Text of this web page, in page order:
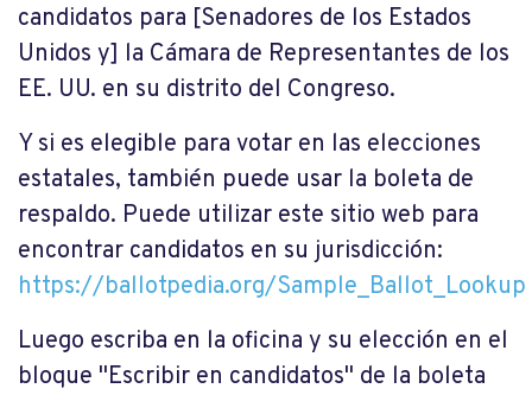
candidatos para [Senadores de los Estados
Unidos y] la Cámara de Representantes de los
EE. UU. en su distrito del Congreso.
Y si es elegible para votar en las elecciones
estatales, también puede usar la boleta de
respaldo. Puede utilizar este sitio web para
encontrar candidatos en su jurisdicción:
https://ballotpedia.org/Sample_Ballot_Lookup
Luego escriba en la oficina y su elección en el
bloque "Escribir en candidatos" de la boleta